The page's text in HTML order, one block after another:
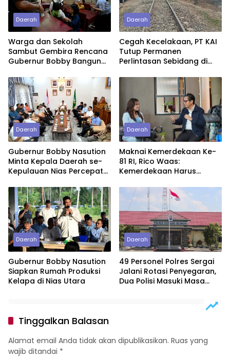
Daerah
Warga dan Sekolah
Sambut Gembira Rencana
Gubernur Bobby Bangun
Utara
Daerah
Cegah Kecelakaan, PT KAI
Tutup Permanen
Perlintasan Sebidang di
Daerah
Gubernur Bobby Nasution
Minta Kepala Daerah se-
Kepulauan Nias Percepat
Daerah
Maknai Kemerdekaan Ke-
81 RI, Rico Waas:
Kemerdekaan Harus
Lewat Peningkatan
Pelayanan Primer
Daerah
Gubernur Bobby Nasution
Siapkan Rumah Produksi
Kelapa di Nias Utara
Daerah
49 Personel Polres Sergai
Jalani Rotasi Penyegaran,
Dua Polisi Masuki Masa
Tinggalkan Balasan
Alamat email Anda tidak akan dipublikasikan. Ruas yang
wajib ditandai *